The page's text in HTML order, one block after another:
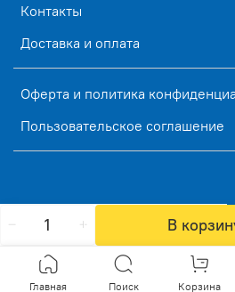
В
Контакты
Доставка и оплата
Оферта и политика
Пользовательское соглашение
Главная Поиск Корзина